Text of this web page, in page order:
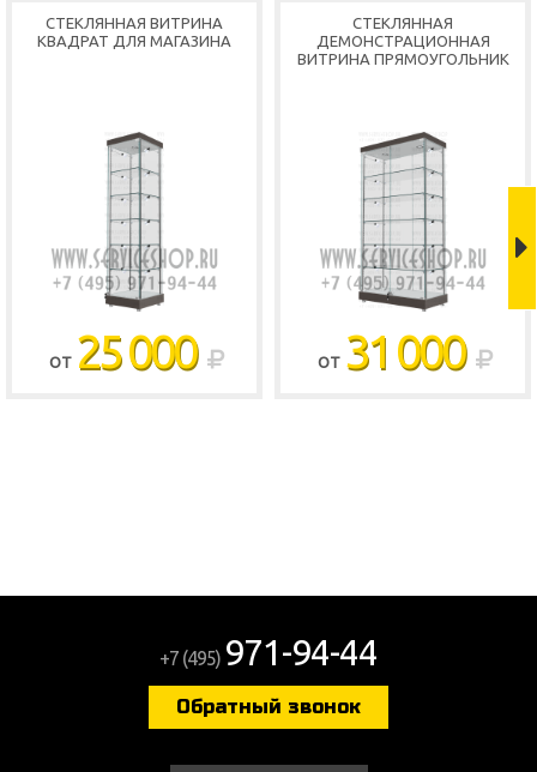
СТЕКЛЯННАЯ ВИТРИНА
КВАДРАТ ДЛЯ МАГАЗИНА
ОТ 25 000
СТЕКЛЯННАЯ
ДЕМОНСТРАЦИОННАЯ
ВИТРИНА ПРЯМОУГОЛЬНИК
ОТ 31 000
+7 (495) 971-94-44
Обратный звонок